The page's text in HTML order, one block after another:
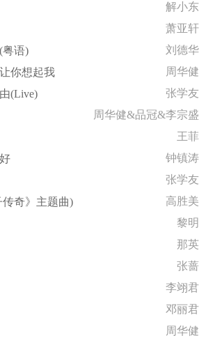
解小东
萧亚轩
粤语)
刘德华
你想起我
周华健
(Live)
张学友
周华健&品冠&李宗盛
王菲
钟镇涛
张学友
奇》主题曲)
高胜美
黎明
那英
张蔷
李翊君
邓丽君
周华健